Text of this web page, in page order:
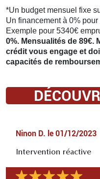
*Un budget mensuel fixe
Un financement à 0%
Exemple pour 5340€
0%. Mensualités de 89€.
crédit vous engage et
capacités de
Ninon D. le 01/12/2023
Intervention réactive